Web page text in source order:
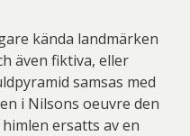
kända landmärken
även fiktiva, eller
samsas med
i Nilsons oeuvre den
ersatts av en